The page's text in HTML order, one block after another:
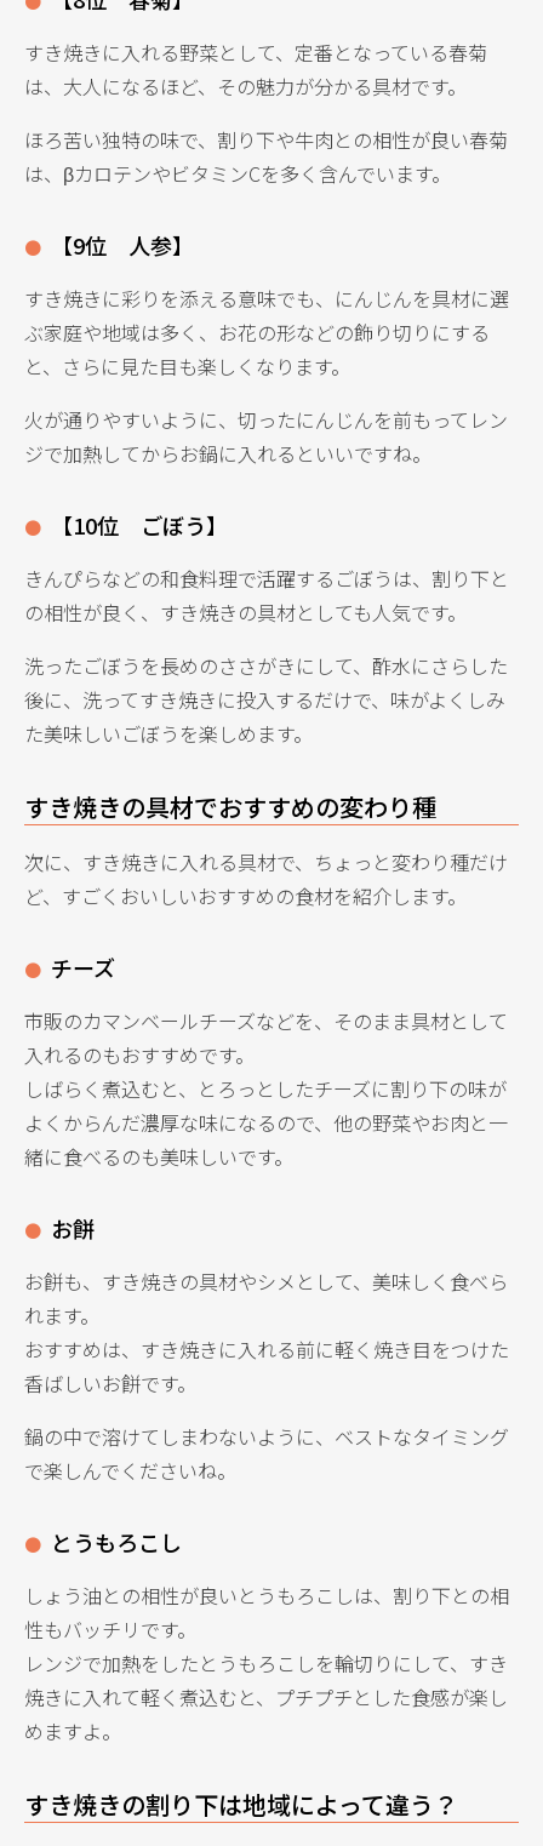
すき焼きに入れる野菜として、定番となっている春菊
は、大人になるほど、その魅力が分かる具材です。
ほろ苦い独特の味で、割り下や牛肉との相性が良い春菊
は、βカロテンやビタミンCを多く含んでいます。
【9位 人参】
すき焼きに彩りを添える意味でも、にんじんを具材に選
ぶ家庭や地域は多く、お花の形などの飾り切りにする
と、さらに見た目も楽しくなります。
火が通りやすいように、切ったにんじんを前もってレン
ジで加熱してからお鍋に入れるといいですね。
【10位 ごぼう】
きんぴらなどの和食料理で活躍するごぼうは、割り下と
の相性が良く、すき焼きの具材としても人気です。
洗ったごぼうを長めのささがきにして、酢水にさらした
後に、洗ってすき焼きに投入するだけで、味がよくしみ
た美味しいごぼうを楽しめます。
すき焼きの具材でおすすめの変わり種
次に、すき焼きに入れる具材で、ちょっと変わり種だけ
ど、すごくおいしいおすすめの食材を紹介します。
チーズ
市販のカマンベールチーズなどを、そのまま具材として
入れるのもおすすめです。
しばらく煮込むと、とろっとしたチーズに割り下の味が
よくからんだ濃厚な味になるので、他の野菜やお肉と一
緒に食べるのも美味しいです。
お餅
お餅も、すき焼きの具材やシメとして、美味しく食べら
れます。
おすすめは、すき焼きに入れる前に軽く焼き目をつけた
香ばしいお餅です。
鍋の中で溶けてしまわないように、ベストなタイミング
で楽しんでくださいね。
とうもろこし
しょう油との相性が良いとうもろこしは、割り下との相
性もバッチリです。
レンジで加熱をしたとうもろこしを輪切りにして、すき
焼きに入れて軽く煮込むと、プチプチとした食感が楽し
めますよ。
すき焼きの割り下は地域によって違う？